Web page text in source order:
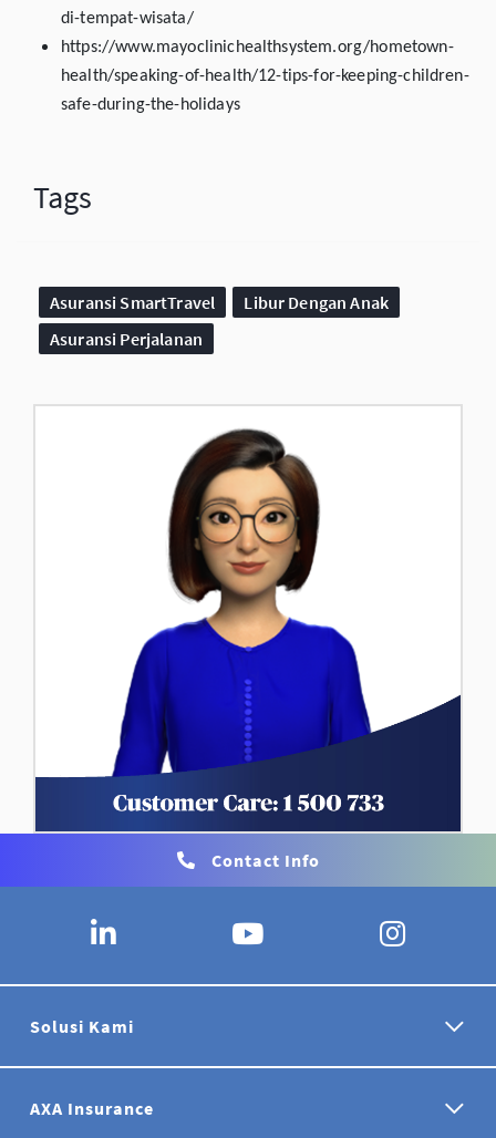
di-tempat-wisata/
https://www.mayoclinichealthsystem.org/hometown-
health/speaking-of-health/12-tips-for-keeping-children-
safe-during-the-holidays
Tags
Asuransi SmartTravel
Libur Dengan Anak
Asuransi Perjalanan
Contact Info
Solusi Kami
AXA Insurance